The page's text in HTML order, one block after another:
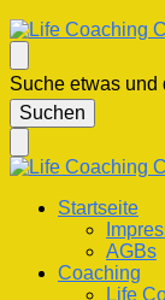
Life Coaching Club
Für Deine
Suchst
du
nach
Suche etwas und
Life Coaching Club
Für DeineStartseite
AGBs
Coaching
Life